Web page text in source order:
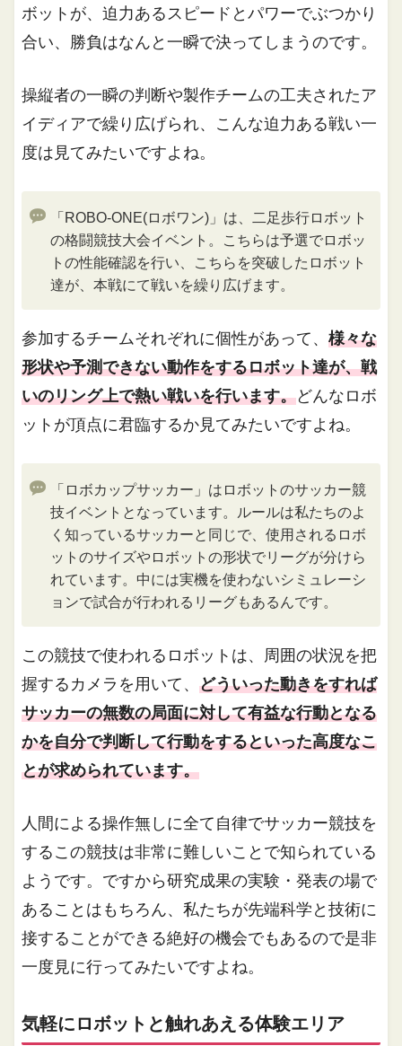
ボットが、迫力あるスピードとパワーでぶつかり
合い、勝負はなんと一瞬で決ってしまうのです。
操縦者の一瞬の判断や製作チームの工夫されたア
イディアで繰り広げられ、こんな迫力ある戦い一
度は見てみたいですよね。
「ROBO-ONE(ロボワン)」は、二足歩行ロボット
の格闘競技大会イベント。こちらは予選でロボッ
トの性能確認を行い、こちらを突破したロボット
達が、本戦にて戦いを繰り広げます。
参加するチームそれぞれに個性があって、様々な
形状や予測できない動作をするロボット達が、戦
いのリング上で熱い戦いを行います。どんなロボ
ットが頂点に君臨するか見てみたいですよね。
「ロボカップサッカー」はロボットのサッカー競
技イベントとなっています。ルールは私たちのよ
く知っているサッカーと同じで、使用されるロボ
ットのサイズやロボットの形状でリーグが分けら
れています。中には実機を使わないシミュレーシ
ョンで試合が行われるリーグもあるんです。
この競技で使われるロボットは、周囲の状況を把
握するカメラを用いて、どういった動きをすれば
サッカーの無数の局面に対して有益な行動となる
かを自分で判断して行動をするといった高度なこ
とが求められています。
人間による操作無しに全て自律でサッカー競技を
するこの競技は非常に難しいことで知られている
ようです。ですから研究成果の実験・発表の場で
あることはもちろん、私たちが先端科学と技術に
接することができる絶好の機会でもあるので是非
一度見に行ってみたいですよね。
気軽にロボットと触れあえる体験エリア